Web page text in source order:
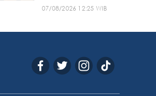
07/08/2026 12:25 WIB